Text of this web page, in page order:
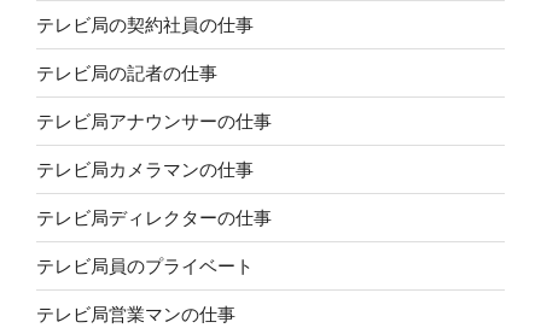
テレビ局の契約社員の仕事
テレビ局の記者の仕事
テレビ局アナウンサーの仕事
テレビ局カメラマンの仕事
テレビ局ディレクターの仕事
テレビ局員のプライベート
テレビ局営業マンの仕事